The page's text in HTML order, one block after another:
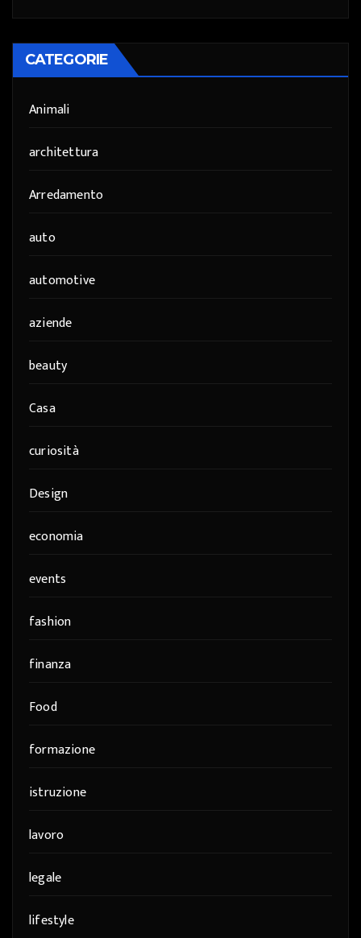
CATEGORIE
Animali
architettura
Arredamento
auto
automotive
aziende
beauty
Casa
curiosità
Design
economia
events
fashion
finanza
Food
formazione
istruzione
lavoro
legale
lifestyle